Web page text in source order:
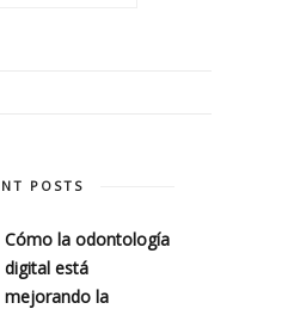
POSTS
Cómo la odontología
digital está
mejorando la